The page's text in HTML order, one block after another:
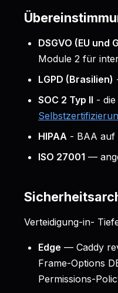
DSGVO (EU und
Module 2 für
LGPD (Brasilien)
SOC 2 Typ II -
HIPAA - BAA auf
ISO 27001 —
Verteidigung-in-
Edge — Caddy
Frame-Options
Permissions-